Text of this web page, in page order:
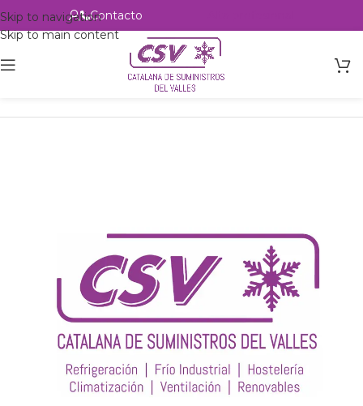
Skip to navigation
Skip to main content
Contacto
csvalles